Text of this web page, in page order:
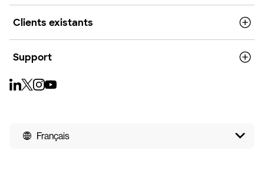
Clients existants
Support
Français